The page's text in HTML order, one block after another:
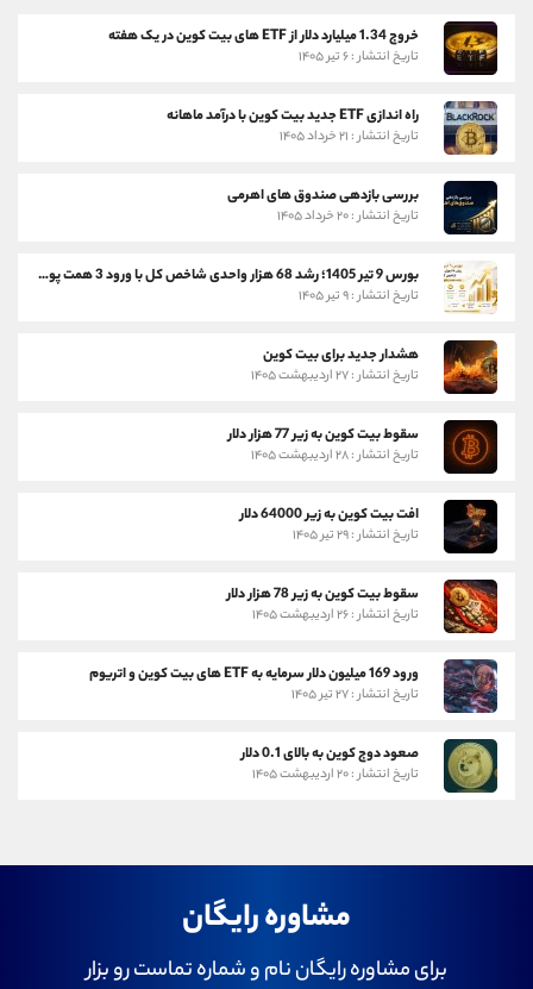
خروج 1.34 میلیارد دلار از ETF های بیت کوین در یک هفته
تاریخ انتشار : ۶ تیر ۱۴۰۵
راه اندازی ETF جدید بیت کوین با درآمد ماهانه
تاریخ انتشار : ۲۱ خرداد ۱۴۰۵
بررسی بازدهی صندوق های اهرمی
تاریخ انتشار : ۲۰ خرداد ۱۴۰۵
بورس 9 تیر 1405؛ رشد 68 هزار واحدی شاخص کل با ورود 3 همت پول حقیقی
تاریخ انتشار : ۹ تیر ۱۴۰۵
هشدار جدید برای بیت کوین
تاریخ انتشار : ۲۷ اردیبهشت ۱۴۰۵
سقوط بیت کوین به زیر 77 هزار دلار
تاریخ انتشار : ۲۸ اردیبهشت ۱۴۰۵
افت بیت کوین به زیر 64000 دلار
تاریخ انتشار : ۲۹ تیر ۱۴۰۵
سقوط بیت کوین به زیر 78 هزار دلار
تاریخ انتشار : ۲۶ اردیبهشت ۱۴۰۵
ورود 169 میلیون دلار سرمایه به ETF های بیت کوین و اتریوم
تاریخ انتشار : ۲۷ تیر ۱۴۰۵
صعود دوج کوین به بالای 0.1 دلار
تاریخ انتشار : ۲۰ اردیبهشت ۱۴۰۵
مشاوره رایگان
برای مشاوره رایگان نام و شماره تماست رو بزار